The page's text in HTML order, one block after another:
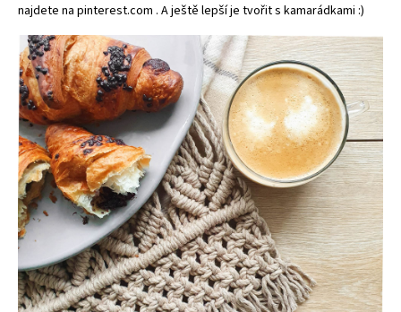
najdete na pinterest.com . A ještě lepší je tvořit s kamarádkami :)